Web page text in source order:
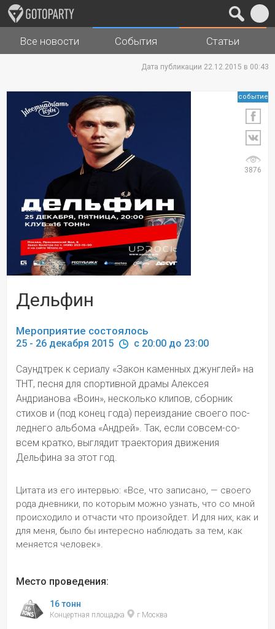
Города Музыка
Все новости События Статьи
Дата публикации 22.12.2015 в 00:43
событие
3876
Дельфин
Мероприятие состоялось
25 - 26 декабря 2015 c 20:00 до 23:00
Саундтрек к сериалу «Закон каме­нных джунг­лей» на
ТНТ, пе­сня для спор­тив­ной драмы Але­ксея
Андрианова «Воин», нес­коль­ко клипов, сбо­рник
стихов и (под конец года) переиз­дание своего пос­
лед­него альбома «Андрей». Так, если со­всем-со­
всем кра­тко, вы­глядит траек­тория дви­же­ния
Дельфина за этот год.
Цитата из его интервью: «Все, что за­пи­сано, — своего
рода дне­вники, по ко­то­рым мо­жно узнать, что со мной
проис­хо­ди­ло и от­час­ти что произойдет. И для них, как и
для меня, было бы интере­сно на­блюдать за тем, как
меняется че­ло­век».
Место проведения:
16 тонн
Концертная площадка г Москва